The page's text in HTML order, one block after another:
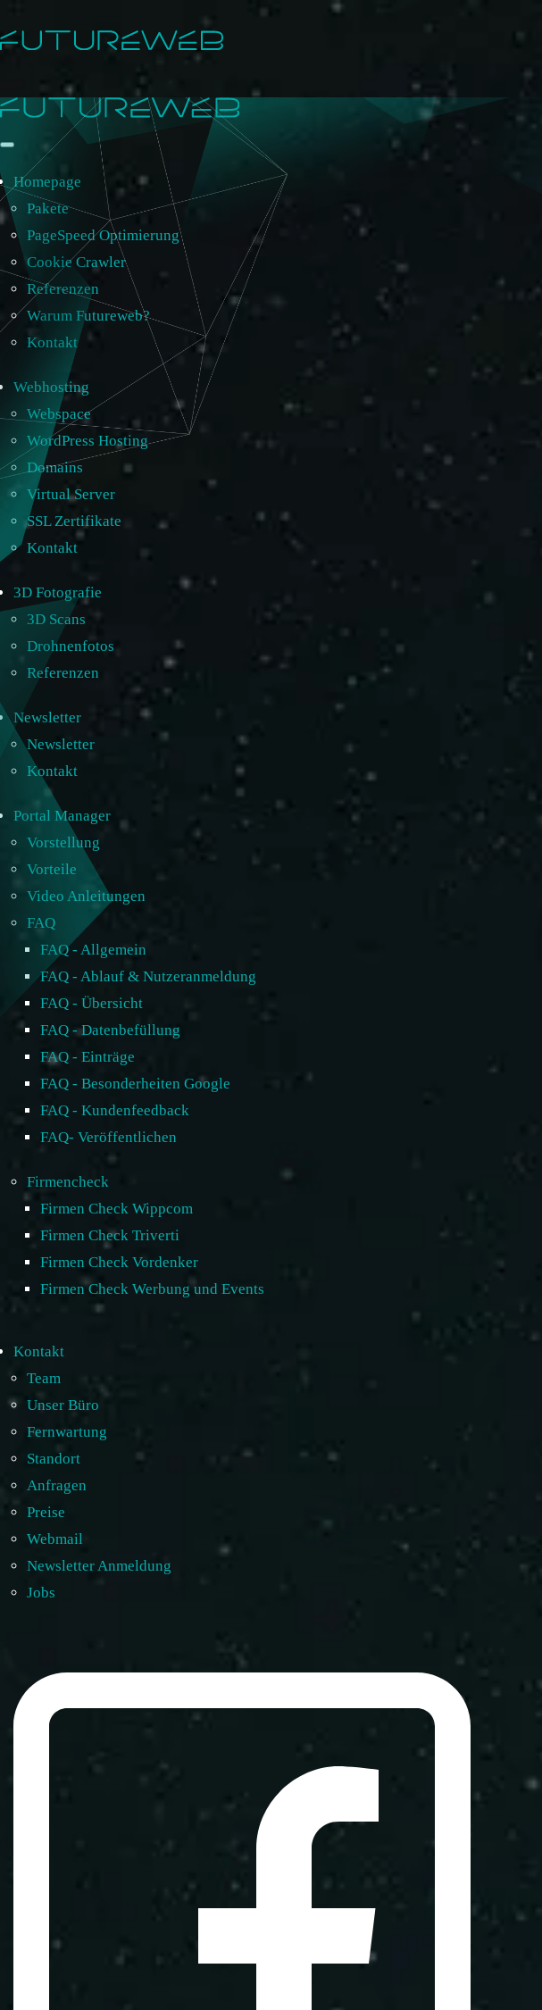
Homepage
Pakete
PageSpeed Optimierung
Cookie Crawler
Referenzen
Warum Futureweb?
Kontakt
Webhosting
Webspace
WordPress Hosting
Domains
Virtual Server
SSL Zertifikate
Kontakt
3D Fotografie
3D Scans
Drohnenfotos
Referenzen
Newsletter
Newsletter
Kontakt
Portal Manager
Vorstellung
Vorteile
Video Anleitungen
FAQ
FAQ - Allgemein
FAQ - Ablauf & Nutzeranmeldung
FAQ - Übersicht
FAQ - Datenbefüllung
FAQ - Einträge
FAQ - Besonderheiten Google
FAQ - Kundenfeedback
FAQ- Veröffentlichen
Firmencheck
Firmen Check Wippcom
Firmen Check Triverti
Firmen Check Vordenker
Firmen Check Werbung und Events
Kontakt
Team
Unser Büro
Fernwartung
Standort
Anfragen
Preise
Webmail
Newsletter Anmeldung
Jobs